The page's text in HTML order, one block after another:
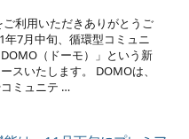
ご利用いただきありがとうご
年7月中旬、循環型コミュニ
（ドーモ）」という新
スいたします。 DOMOは、
ミュニテ …